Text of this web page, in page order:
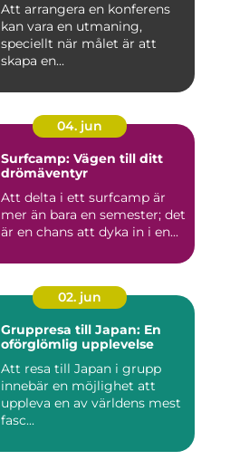
Att arrangera en konferens
kan vara en utmaning,
speciellt när målet är att
skapa en...
04. jun
Surfcamp: Vägen till ditt
drömäventyr
Att delta i ett surfcamp är
mer än bara en semester; det
är en chans att dyka in i en...
02. jun
Gruppresa till Japan: En
oförglömlig upplevelse
Att resa till Japan i grupp
innebär en möjlighet att
uppleva en av världens mest
fasc...